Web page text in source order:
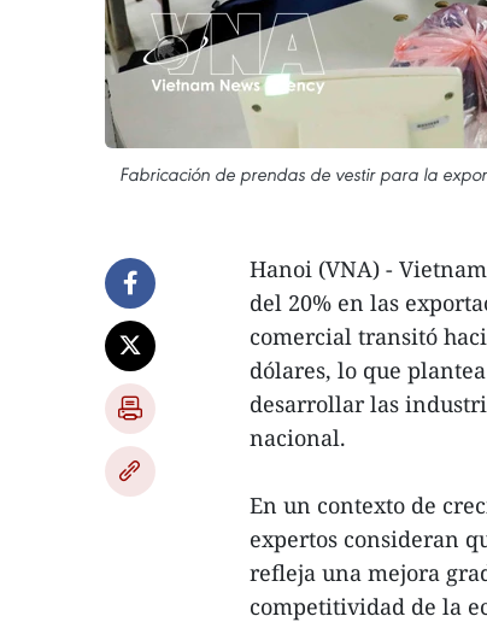
Fabricación de prendas de vestir para la
Hanoi (VNA) -
del 20% en las
comercial transitó
dólares, lo que
desarrollar las
nacional.
En un contexto de
expertos consideran
refleja una mejora
competitividad de la